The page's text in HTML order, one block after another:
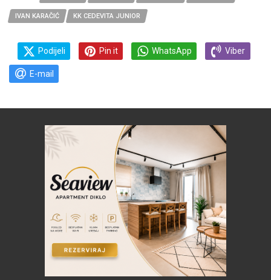
IVAN KARAČIĆ KK CEDEVITA JUNIOR
Podijeli Pin it WhatsApp Viber
E-mail